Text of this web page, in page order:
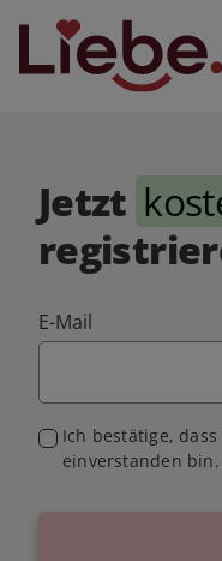
Jetzt
E-Mail
Ich bestätige,
einverstanden bin.